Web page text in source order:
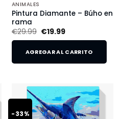
ANIMALES
Pintura Diamante – Búho en
rama
€29.99 €19.99
AGREGAR AL CARRITO
-33%